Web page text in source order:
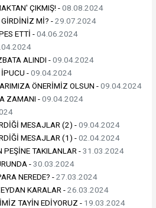
ÇIKMIŞ! -08.08.2024
Mİ? -29.07.2024
ETTİ -04.06.2024
ALINDI -09.04.2024
-09.04.2024
ÖNERİMİZ OLSUN -09.04.2024
ZAMANI -09.04.2024
MESAJLAR (2) -09.04.2024
MESAJLAR (1) -02.04.2024
PEŞİNE TAKILANLAR -31.03.2024
-30.03.2024
NEREDE? -27.03.2024
KARALAR -26.03.2024
TAYİN EDİYORUZ - 19.03.2024